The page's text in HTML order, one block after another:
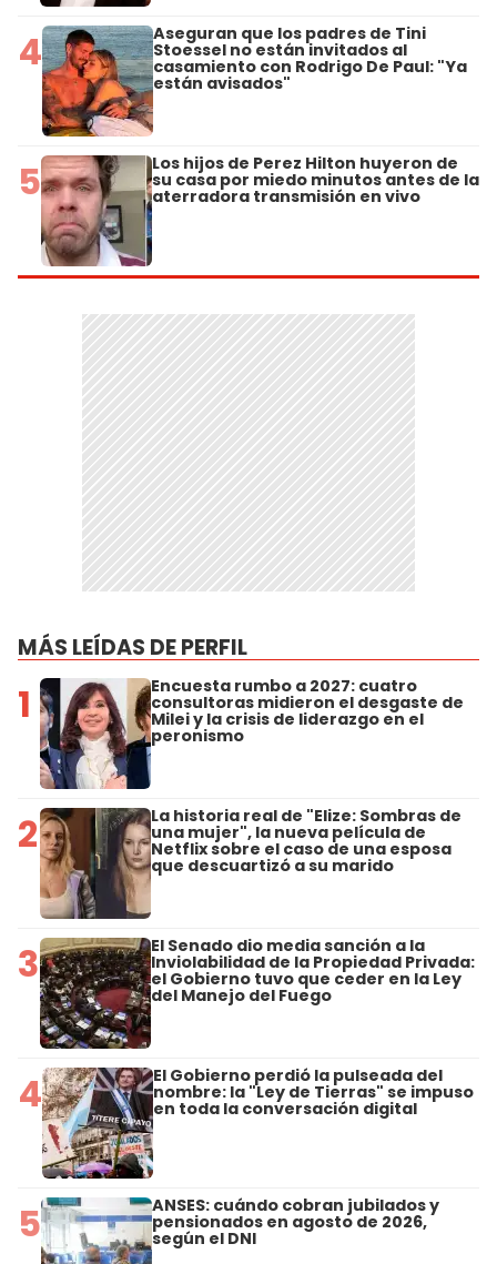
4 Aseguran que los padres de Tini
Stoessel no están invitados al
casamiento con Rodrigo De Paul: "Ya
están avisados"
5 Los hijos de Perez Hilton huyeron de
su casa por miedo minutos antes de la
aterradora transmisión en vivo
MÁS LEÍDAS DE PERFIL
1 Encuesta rumbo a 2027: cuatro
consultoras midieron el desgaste de
Milei y la crisis de liderazgo en el
peronismo
2 La historia real de "Elize: Sombras de
una mujer", la nueva película de
Netflix sobre el caso de una esposa
que descuartizó a su marido
3 El Senado dio media sanción a la
Inviolabilidad de la Propiedad Privada:
el Gobierno tuvo que ceder en la Ley
del Manejo del Fuego
4 El Gobierno perdió la pulseada del
nombre: la "Ley de Tierras" se impuso
en toda la conversación digital
5 ANSES: cuándo cobran jubilados y
pensionados en agosto de 2026,
según el DNI